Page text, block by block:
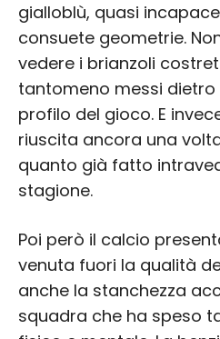
gialloblù, quasi
consuete geometrie.
vedere i brianzoli
tantomeno messi
profilo del gioco. E
riuscita ancora una
quanto già fatto
stagione.
Poi però il calcio
venuta fuori la qualità
anche la stanchezza
squadra che ha speso